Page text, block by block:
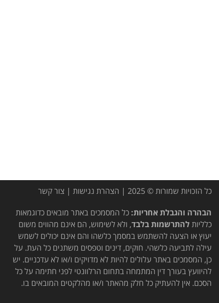
כל הזכויות שמורות © 2025 | הצהרת נגישות | צור קשר
הבהרה והגבלת אחריות: כל המסמכים באתר מובאים כדוגמאות
כלליותלהתרשמות בלבד, ולא לשימוש, הם אינם מהווים משום
יעוץ או הצעה להשתמש במסמך כלשהו והם אינם יכולים לשמש
עילה לתביעה כלשהי. חוקים, דינים וטפסים משתנים כל העת. על
כן, המסמכים באתר עלולים להיות לא מדויקים ו/או לא עדכניים. יש
להיוועץ בעורך דין המתמחה בתחום הרלוונטי לפני חתימה על כל
הסכם. אין להעתיק כל חלק מהאתר ו/או מהלקטים המובאים בו.